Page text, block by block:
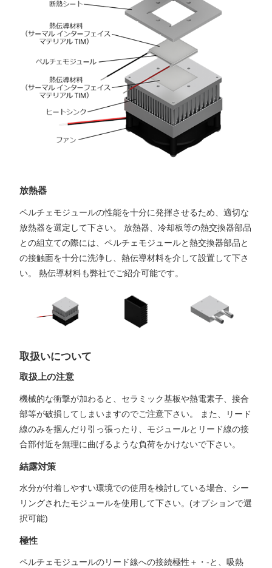
放熱器
ペルチェモジュールの性能を十分に発揮させるため、適切な
放熱器を選定して下さい。 放熱器、冷却板等の熱交換器部品
との組立ての際には、ペルチェモジュールと熱交換器部品と
の接触面を十分に洗浄し、熱伝導材料を介して設置して下さ
い。 熱伝導材料も弊社でご紹介可能です。
取扱いについて
取扱上の注意
機械的な衝撃が加わると、セラミック基板や熱電素子、接合
部等が破損してしまいますのでご注意下さい。 また、リード
線のみを掴んだり引っ張ったり、モジュールとリード線の接
合部付近を無理に曲げるような負荷をかけないで下さい。
結露対策
水分が付着しやすい環境での使用を検討している場合、シー
リングされたモジュールを使用して下さい。(オプションで選
択可能)
極性
ペルチェモジュールのリード線への接続極性＋・-と、吸熱